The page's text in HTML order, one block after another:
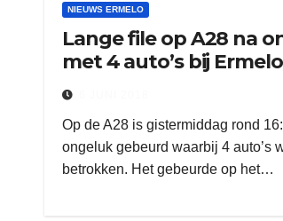
NIEUWS ERMELO
Lange file op A28 na
met 4 auto’s bij Ermelo
Op de A28 is gistermiddag rond
ongeluk gebeurd waarbij 4 auto’s
betrokken. Het gebeurde op het…